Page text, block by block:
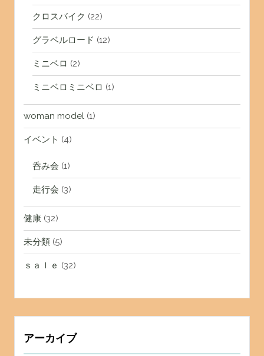
クロスバイク (22)
グラベルロード (12)
ミニベロ (2)
ミニベロミニベロ (1)
woman model(1)
イベント (4)
呑み会 (1)
走行会 (3)
健康(32)
未分類(5)
ｓａｌｅ (32)
アーカイブ